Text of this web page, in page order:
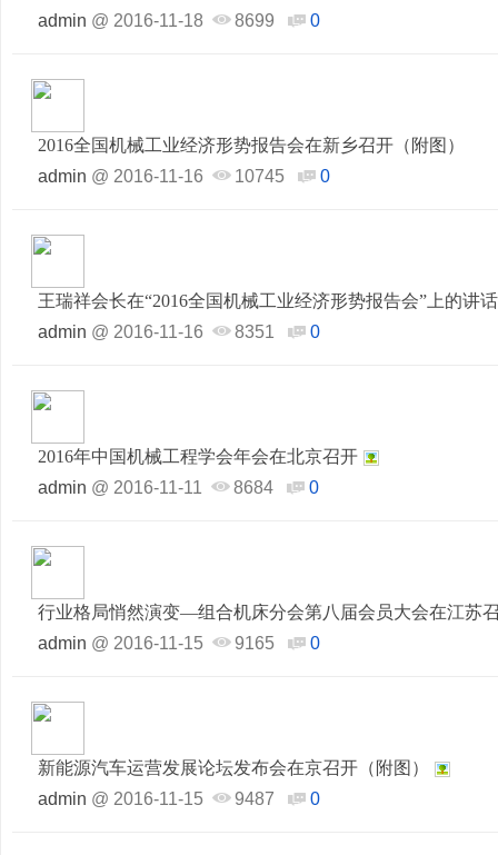
admin @ 2016-11-18 8699 0
2016全国机械工业经济形势报告会在新乡召开（附图）
admin @ 2016-11-16 10745 0
王瑞祥会长在“2016全国机械工业经济形势报告会”上的讲话
admin @ 2016-11-16 8351 0
2016年中国机械工程学会年会在北京召开
admin @ 2016-11-11 8684 0
行业格局悄然演变—组合机床分会第八届会员大会在江苏
admin @ 2016-11-15 9165 0
新能源汽车运营发展论坛发布会在京召开（附图）
admin @ 2016-11-15 9487 0